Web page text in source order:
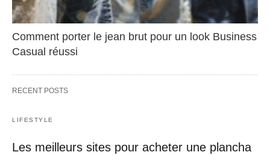
Comment porter le jean brut pour un look Business
Casual réussi
RECENT POSTS
LIFESTYLE
Les meilleurs sites pour acheter une plancha